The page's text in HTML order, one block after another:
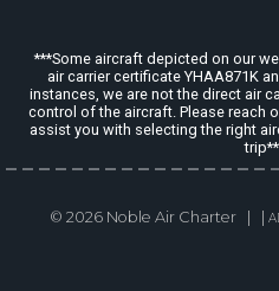
***Some aircraft depicted on our
air carrier certificate YHAA871K
instances, we are not the direct air
control of the aircraft. Please reach
assist you with selecting the right
© 2026 Noble Air Charter | |